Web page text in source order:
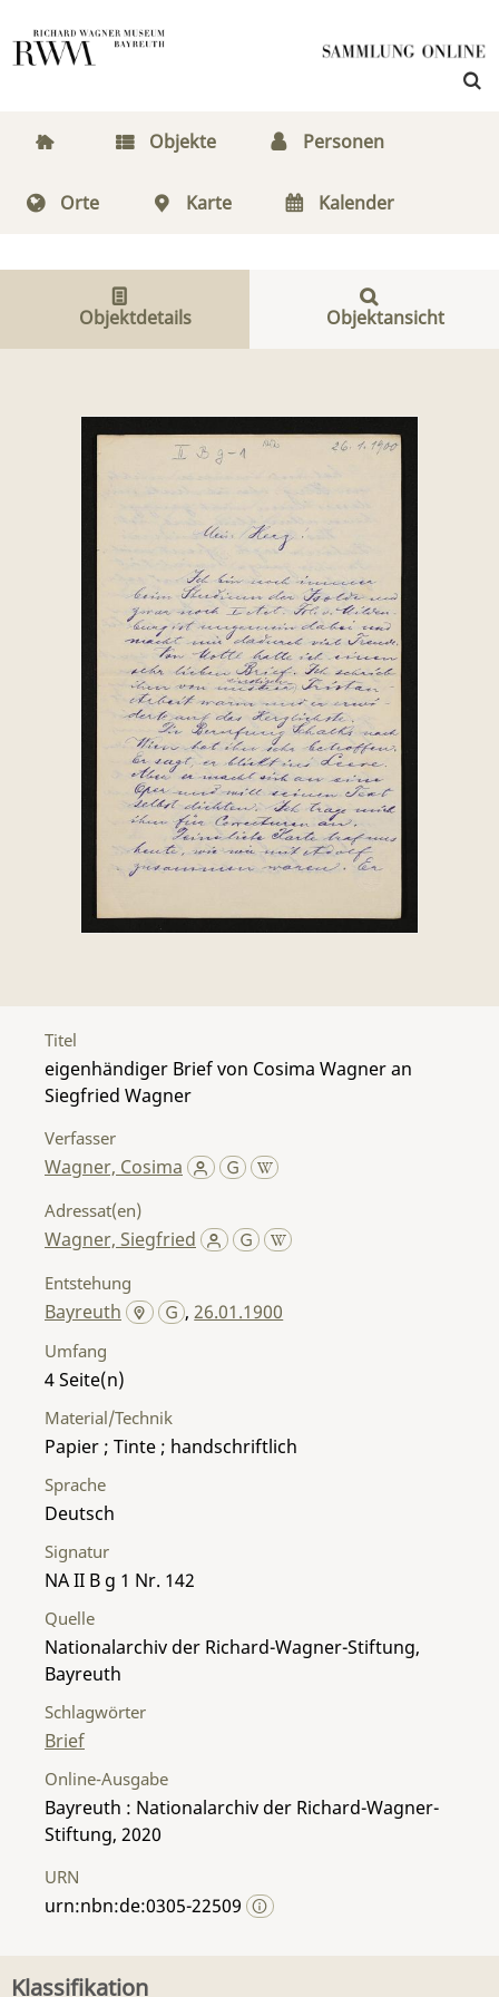
Objekte Personen
Orte Karte Kalender
Objektdetails Objektansicht
Titel
eigenhändiger Brief von Cosima Wagner an
Siegfried Wagner
Verfasser
Wagner, Cosima
Adressat(en)
Wagner, Siegfried
Entstehung
Bayreuth ,26.01.1900
Umfang
4
Material/Technik
Papier ; Tinte ; handschriftlich
Sprache
Deutsch
Signatur
NA II B g 1 Nr. 142
Quelle
Nationalarchiv der Richard-Wagner-Stiftung,
Bayreuth
Schlagwörter
Brief
Online-Ausgabe
Bayreuth : Nationalarchiv der Richard-Wagner-
Stiftung, 2020
URN
urn:nbn:de:0305-22509
Klassifikation